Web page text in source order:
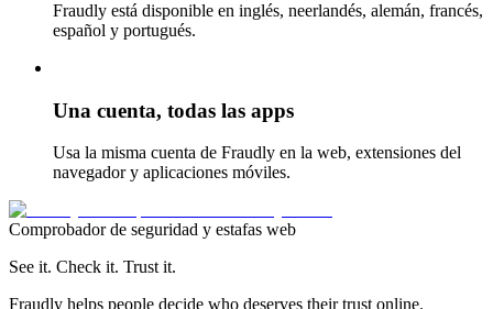
Fraudly está disponible en inglés, neerlandés, alemán, francés,
español y portugués.
Una cuenta, todas las apps
Usa la misma cuenta de Fraudly en la web, extensiones del
navegador y aplicaciones móviles.
Comprobador de seguridad y estafas web
See it. Check it. Trust it.
Fraudly helps people decide who deserves their trust online.